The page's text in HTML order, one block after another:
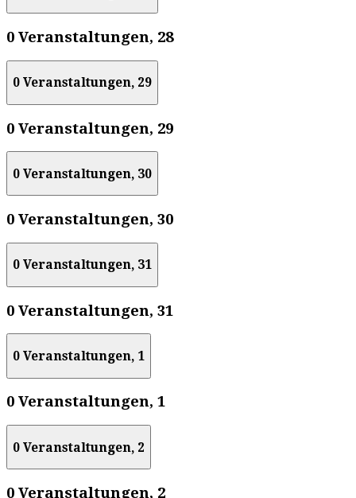
0 Veranstaltungen, 28
0 Veranstaltungen, 29
0 Veranstaltungen, 29
0 Veranstaltungen, 30
0 Veranstaltungen, 30
0 Veranstaltungen, 31
0 Veranstaltungen, 31
0 Veranstaltungen, 1
0 Veranstaltungen, 1
0 Veranstaltungen, 2
0 Veranstaltungen, 2